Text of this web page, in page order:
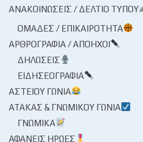
ΑΝΑΚΟΙΝΏΣΕΙΣ / ΔΕΛΤΊΟ
ΟΜΆΔΕΣ / ΕΠΙΚΑΙΡΌΤΗΤΑ
ΑΡΘΡΟΓΡΑΦΊΑ / ΑΠΌΗΧΟΙ
ΔΗΛΏΣΕΙΣ
ΕΙΔΗΣΕΟΓΡΑΦΊΑ
ΑΣΤΕΊΟΥ ΓΩΝΊΑ
ΑΤΆΚΑΣ & ΓΝΩΜΙΚΟΎ ΓΩΝΊΑ
ΓΝΩΜΙΚΆ
ΑΦΑΝΕΊΣ ΉΡΩΕΣ